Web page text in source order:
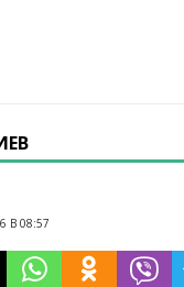
В 08:57
— достойный